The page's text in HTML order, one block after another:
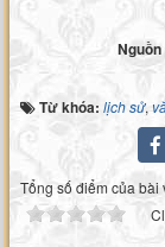
Nguồn
Từ khóa: lịch sử,
Tổng số điểm của bài